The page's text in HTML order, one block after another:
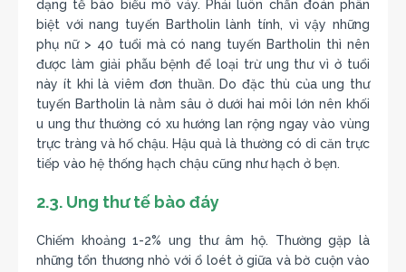
dạng tế bào biểu mô vảy. Phải luôn chẩn đoán phân
biệt với nang tuyến Bartholin lành tính, vì vậy những
phụ nữ > 40 tuổi mà có nang tuyến Bartholin thì nên
được làm giải phẫu bệnh để loại trừ ung thư vì ở tuổi
này ít khi là viêm đơn thuần. Do đặc thù của ung thư
tuyến Bartholin là nằm sâu ở dưới hai môi lớn nên khối
u ung thư thường có xu hướng lan rộng ngay vào vùng
trực tràng và hố chậu. Hậu quả là thường có di căn trực
tiếp vào hệ thống hạch chậu cũng như hạch ở bẹn.
2.3. Ung thư tế bào đáy
Chiếm khoảng 1-2% ung thư âm hộ. Thường gặp là
những tổn thương nhỏ với ổ loét ở giữa và bờ cuộn vào